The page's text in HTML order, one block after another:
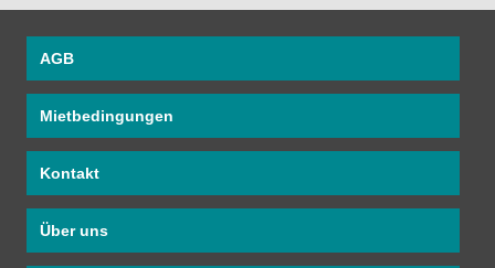
AGB
Mietbedingungen
Kontakt
Über uns